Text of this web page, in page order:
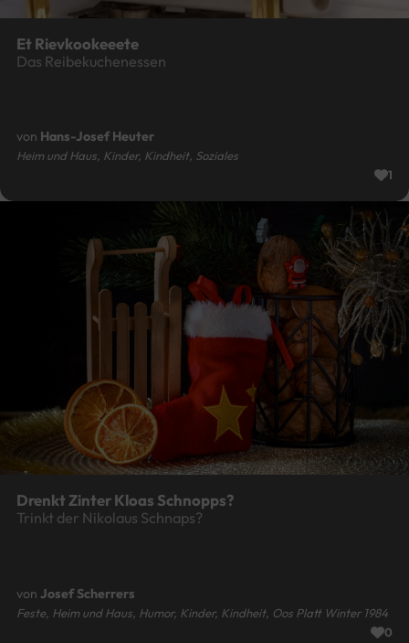
Et Rievkookeeete
Das Reibekuchenessen
von Hans-Josef Heuter
Heim und Haus, Kinder, Kindheit, Soziales
1
Drenkt Zinter Kloas Schnopps?
Trinkt der Nikolaus Schnaps?
von Josef Scherrers
Feste, Heim und Haus, Humor, Kinder, Kindheit, Oos Platt Winter 1984
0